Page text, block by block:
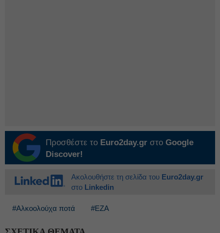
Προσθέστε το Euro2day.gr στο Google
Discover!
Ακολουθήστε τη σελίδα του Euro2day.gr
στο Linkedin
#Αλκοολούχα ποτά #ΕΖΑ